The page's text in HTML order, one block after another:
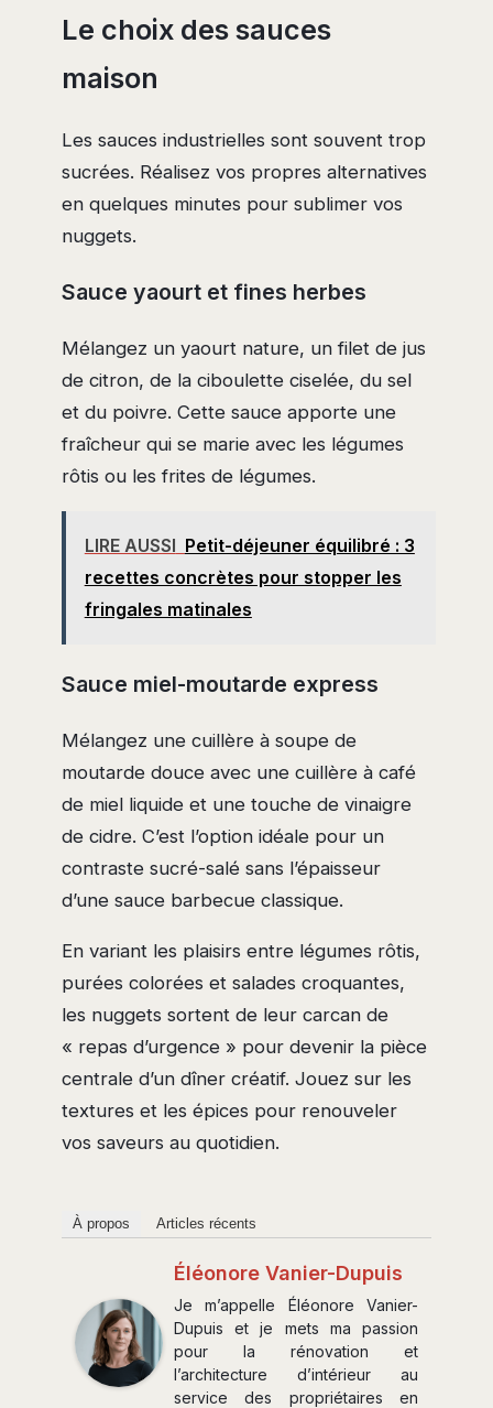
Le choix des sauces
maison
Les sauces industrielles sont souvent trop
sucrées. Réalisez vos propres alternatives
en quelques minutes pour sublimer vos
nuggets.
Sauce yaourt et fines herbes
Mélangez un yaourt nature, un filet de jus
de citron, de la ciboulette ciselée, du sel
et du poivre. Cette sauce apporte une
fraîcheur qui se marie avec les légumes
rôtis ou les frites de légumes.
LIRE AUSSI Petit-déjeuner équilibré : 3
recettes concrètes pour stopper les
fringales matinales
Sauce miel-moutarde express
Mélangez une cuillère à soupe de
moutarde douce avec une cuillère à café
de miel liquide et une touche de vinaigre
de cidre. C’est l’option idéale pour un
contraste sucré-salé sans l’épaisseur
d’une sauce barbecue classique.
En variant les plaisirs entre légumes rôtis,
purées colorées et salades croquantes,
les nuggets sortent de leur carcan de
« repas d’urgence » pour devenir la pièce
centrale d’un dîner créatif. Jouez sur les
textures et les épices pour renouveler
vos saveurs au quotidien.
À propos Articles récents
Éléonore Vanier-Dupuis
Je m’appelle Éléonore Vanier-
Dupuis et je mets ma passion
pour la rénovation et
l’architecture d’intérieur au
service des propriétaires en